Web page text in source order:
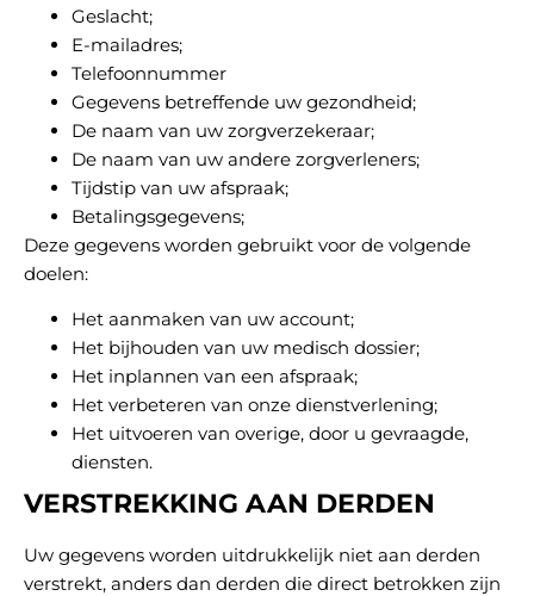
Geslacht;
E-mailadres;
Telefoonnummer
Gegevens betreffende uw gezondheid;
De naam van uw zorgverzekeraar;
De naam van uw andere zorgverleners;
Tijdstip van uw afspraak;
Betalingsgegevens;
Deze gegevens worden gebruikt voor de volgende
doelen:
Het aanmaken van uw account;
Het bijhouden van uw medisch dossier;
Het inplannen van een afspraak;
Het verbeteren van onze dienstverlening;
Het uitvoeren van overige, door u gevraagde,
diensten.
VERSTREKKING AAN DERDEN
Uw gegevens worden uitdrukkelijk niet aan derden
verstrekt, anders dan derden die direct betrokken zijn